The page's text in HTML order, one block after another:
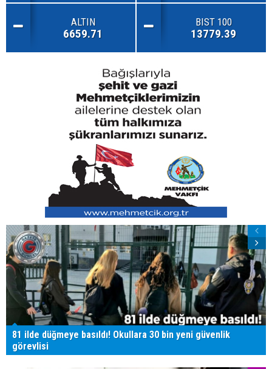
ALTIN
6659.71
BIST 100
13779.39
81 ilde düğmeye basıldı! Okullara 30 bin yeni güvenlik
görevlisi